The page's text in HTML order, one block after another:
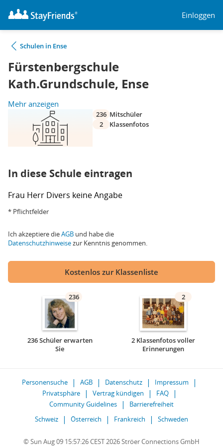
Einloggen
Schulen in Ense
Fürstenbergschule
Kath.Grundschule, Ense
Mehr anzeigen
236 Mitschüler
2
Klassenfotos
In diese Schule eintragen
Frau Herr Divers keine Angabe
* Pflichtfelder
Ich akzeptiere dieAGB und habe die
Datenschutzhinweisezur Kenntnis genommen.
Kostenlos zur Klassenliste
236
236 Schüler erwarten
Sie
2
2 Klassenfotos voller
Erinnerungen
Personensuche AGB Datenschutz
Impressum
Privatsphäre
Vertrag kündigen
FAQ
Community Guidelines
Barrierefreiheit
Schweiz
Österreich Frankreich Schweden
© Sun Aug 09 15:57:26 CEST 2026 Ströer Connections GmbH